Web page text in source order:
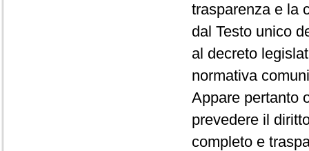
trasparenza e la
dal Testo unico
al decreto
normativa
Appare pertanto
prevedere il
completo e